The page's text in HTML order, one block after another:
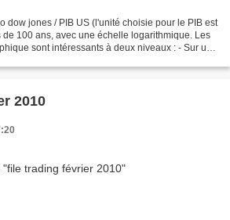
dow jones / PIB US (l'unité choisie pour le PIB est
100 ans, avec une échelle logarithmique. Les
sont intéressants à deux niveaux : - Sur un
2010